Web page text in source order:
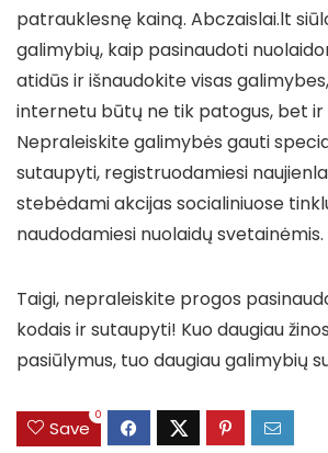
patrauklesnę kainą. Abczaislai.lt
galimybių, kaip pasinaudoti
atidūs ir išnaudokite visas
internetu būtų ne tik patogus, bet ir
Nepraleiskite galimybės gauti
sutaupyti, registruodamiesi
stebėdami akcijas socialiniuose
naudodamiesi nuolaidų svetainėmis.
Taigi, nepraleiskite progos
kodais ir sutaupyti! Kuo daugiau
pasiūlymus, tuo daugiau galimybių
Save
0